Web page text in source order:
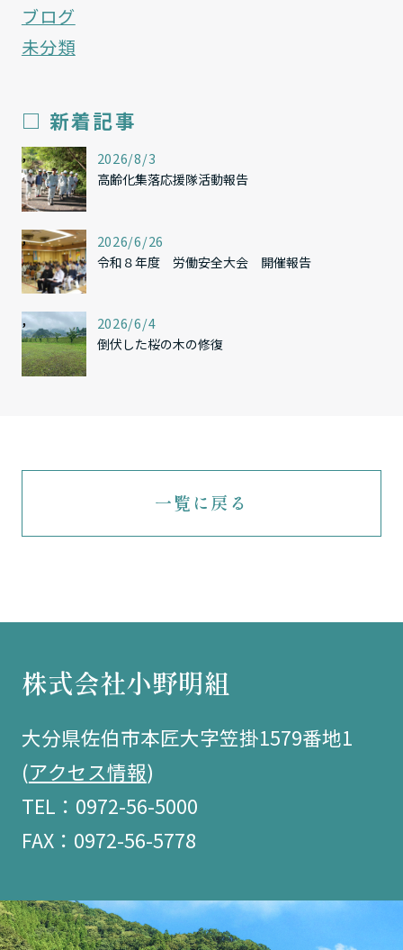
ブログ
未分類
□ 新着記事
, 2026/8/3
高齢化集落応援隊活動報告
, 2026/6/26
令和８年度 労働安全大会 開催報告
, 2026/6/4
倒伏した桜の木の修復
一覧に戻る
株式会社小野明組
大分県佐伯市本匠大字笠掛1579番地1
(アクセス情報)
TEL：0972-56-5000
FAX：0972-56-5778